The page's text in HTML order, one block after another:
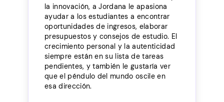
la innovación, a Jordana le apasiona
ayudar a los estudiantes a encontrar
oportunidades de ingresos, elaborar
presupuestos y consejos de estudio. El
crecimiento personal y la autenticidad
siempre están en su lista de tareas
pendientes, y también le gustaría ver
que el péndulo del mundo oscile en
esa dirección.